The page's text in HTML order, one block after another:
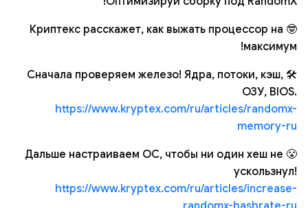
🤓 Криптекс расскажет, как выжать процессор на
максимум!
🛠 Сначала проверяем железо! Ядра, потоки, кэш,
ОЗУ, BIOS.
https://www.kryptex.com/ru/articles/randomx-
memory-ru
😤 Дальше настраиваем ОС, чтобы ни один хеш не
ускользнул!
https://www.kryptex.com/ru/articles/increase-